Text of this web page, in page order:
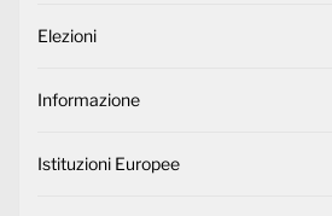
Elezioni
Informazione
Istituzioni Europee